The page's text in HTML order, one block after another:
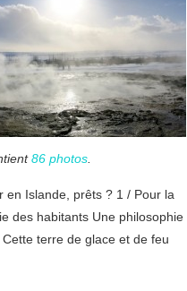
86 photos
en Islande, prêts ? 1 / Pour la
des habitants Une philosophie
Cette terre de glace et de feu